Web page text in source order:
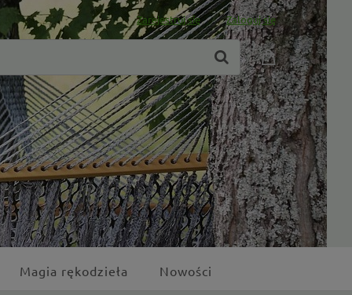
Zarejestruj się Zaloguj się
Magia rękodzieła Nowości